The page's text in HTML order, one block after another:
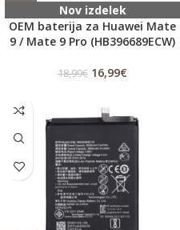
Nov izdelek
OEM baterija za Huawei Mate
9 / Mate 9 Pro (HB396689ECW)
18,99€ 16,99€